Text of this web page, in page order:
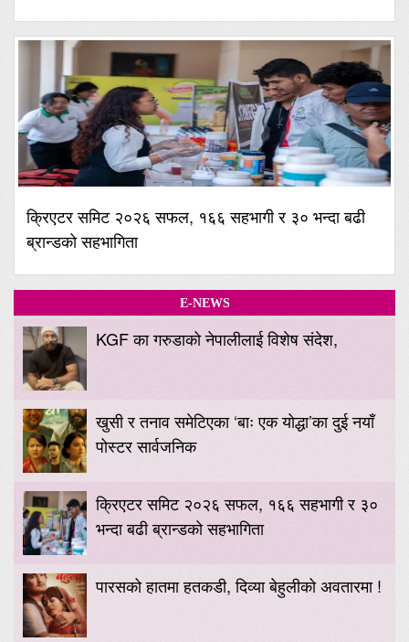
क्रिएटर समिट २०२६ सफल, १६६ सहभागी र ३० भन्दा बढी
ब्रान्डको सहभागिता
E-NEWS
KGF का गरुडाको नेपालीलाई विशेष संदेश,
खुसी र तनाव समेटिएका ‘बाः एक योद्धा’का दुई नयाँ
पोस्टर सार्वजनिक
क्रिएटर समिट २०२६ सफल, १६६ सहभागी र ३०
भन्दा बढी ब्रान्डको सहभागिता
पारसको हातमा हतकडी, दिव्या बेहुलीको अवतारमा !